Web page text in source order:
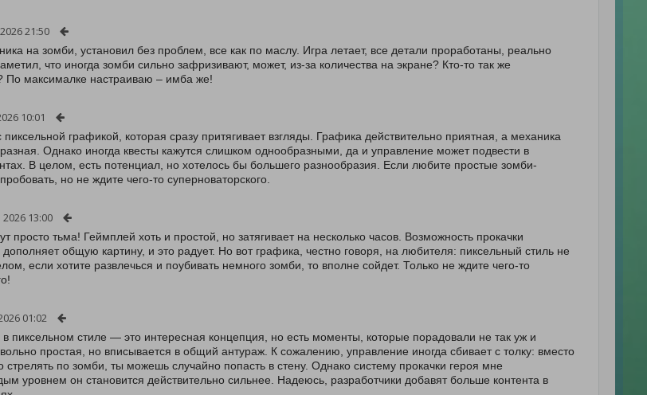
21:50
на зомби, установил без проблем, все как по маслу. Игра летает, все детали проработаны, реально
что иногда зомби сильно зафризивают, может, из-за количества на экране? Кто-то так же
По максималке настраиваю – имба же!
10:01
графикой, которая сразу притягивает взгляды. Графика действительно приятная, а механика
Однако иногда квесты кажутся слишком однообразными, да и управление может подвести в
В целом, есть потенциал, но хотелось бы большего разнообразия. Если любите простые зомби-
но не ждите чего-то суперноваторского.
13:00
просто тьма! Геймплей хоть и простой, но затягивает на несколько часов. Возможность прокачки
общую картину, и это радует. Но вот графика, честно говоря, на любителя: пиксельный стиль не
если хотите развлечься и поубивать немного зомби, то вполне сойдет. Только не ждите чего-то
01:02
пиксельном стиле — это интересная концепция, но есть моменты, которые порадовали не так уж и
простая, но вписывается в общий антураж. К сожалению, управление иногда сбивает с толку: вместо
стрелять по зомби, ты можешь случайно попасть в стену. Однако систему прокачки героя мне
уровнем он становится действительно сильнее. Надеюсь, разработчики добавят больше контента в